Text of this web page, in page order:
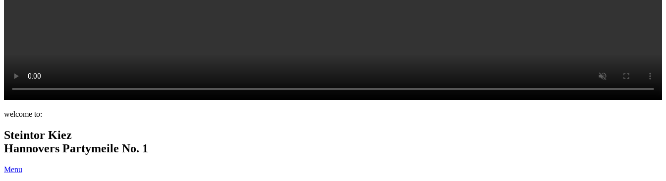
welcome to:
Steintor Kiez
Hannovers Partymeile No. 1
Menu